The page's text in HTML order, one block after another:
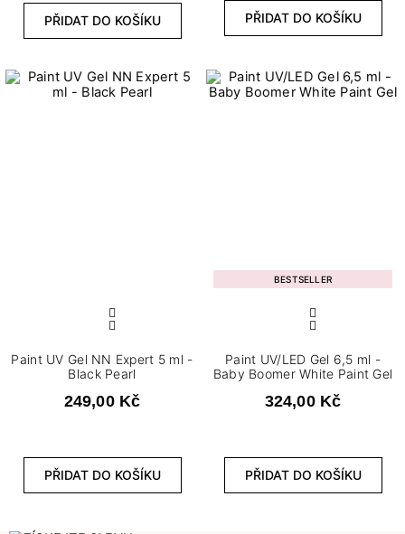
PŘIDAT DO KOŠÍKU PŘIDAT DO KOŠÍKU
Paint UV Gel NN Expert 5 ml -
Black Pearl
249,00 Kč
PŘIDAT DO KOŠÍKU
BESTSELLER
Paint UV/LED Gel 6,5 ml -
Baby Boomer White Paint Gel
324,00 Kč
PŘIDAT DO KOŠÍKU